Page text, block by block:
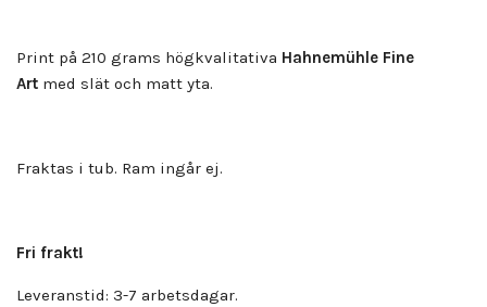
Print på 210 grams högkvalitativa Hahnemühle Fine
Art med slät och matt yta.
Fraktas i tub. Ram ingår ej.
Fri frakt!
Leveranstid: 3-7 arbetsdagar.